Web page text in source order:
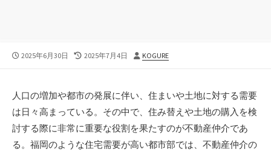
公
2025年6月30日
最
日
2025年7月4日
投
KOGURE
人口の増加や都市の発展に伴い、住まいや土地に対する需要
は日々高まっている。 その中で、住み替えや土地の購入を検
討する際に非常に重要な役割を果たすのが不動産仲介であ
る。福岡のような住宅需要が高い都市部では、不動産仲介の